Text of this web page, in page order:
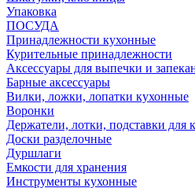
Упаковка
ПОСУДА
Принадлежности кухонные
Курительные принадлежности
Аксессуары для выпечки и
Барные аксессуары
Вилки, ложки, лопатки кухонные
Воронки
Держатели, лотки, подставки для
Доски разделочные
Дуршлаги
Емкости для хранения
Инструменты кухонные